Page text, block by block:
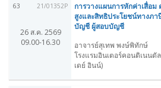
63 21/01352P
26 ส.ค. 2569
09.00-16.30
การวางแผนการหักค่าเสื่อ
สูงและสิทธิประโยชน์ทางภ
บัญชี ผู้สอบบัญชี
อาจารย์สุเทพ พงษ์พิทักษ์
โรงแรมอินเตอร์คอนติเนนตั
เดย์ อินน์)